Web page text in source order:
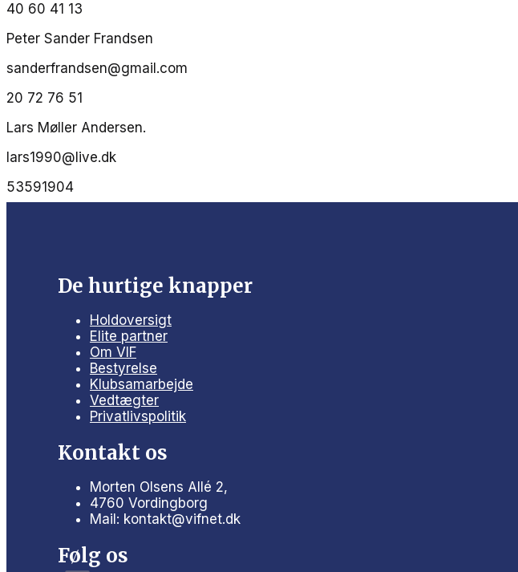
40 60 41 13
Peter Sander Frandsen
sanderfrandsen@gmail.com
20 72 76 51
Lars Møller Andersen.
lars1990@live.dk
53591904
De hurtige knapper
Holdoversigt
Elite partner
Om VIF
Bestyrelse
Klubsamarbejde
Vedtægter
Privatlivspolitik
Kontakt os
Morten Olsens Allé 2,
4760 Vordingborg
Mail: kontakt@vifnet.dk
Følg os